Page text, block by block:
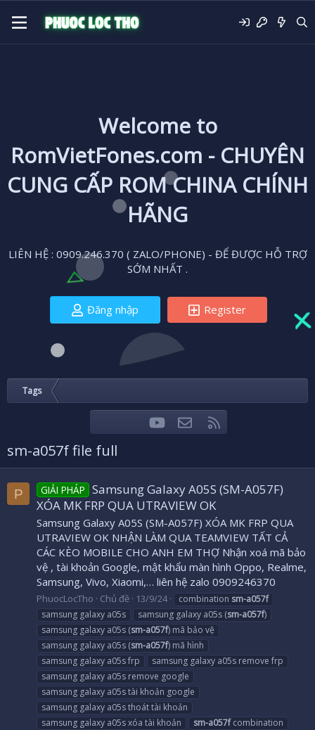
Welcome to
RomVietFones.com - CHUYÊN
CUNG CẤP ROM CHINA CHÍNH
HÃNG
LIÊN HỆ : 0909.246.370 ( ZALO/PHONE) - ĐỂ ĐƯỢC HỖ TRỢ
SỚM NHẤT .
Đăng nhập Register
Tags
FacebookTwitteryoutubeLiên hệ
sm-a057f file full
P GIẢI PHÁP Samsung Galaxy A05S (SM-A057F)
XÓA MK FRP QUA UTRAVIEW OK
Samsung Galaxy A05S (SM-A057F) XÓA MK FRP QUA
UTRAVIEW OK NHẬN LÀM QUA TEAMVIEW TẤT CẢ
CÁC KÈO MOBILE CHO ANH EM THỢ Nhận xoá mã bảo
vệ , tài khoản Google, mật khẩu màn hình Oppo, Realme,
Samsung, Vivo, Xiaomi,… liên hệ zalo 0909246370
PhuocLocTho Chủ đề 13/9/24 combination sm-a057f
samsung galaxy a05s
samsung galaxy a05s (sm-a057f)
samsung galaxy a05s (sm-a057f) mã bảo vệ
samsung galaxy a05s (sm-a057f) mã hình
samsung galaxy a05s frp
samsung galaxy a05s remove frp
samsung galaxy a05s remove google
samsung galaxy a05s tài khoản google
samsung galaxy a05s thoát tài khoản
samsung galaxy a05s xóa tài khoản
sm-a057fcombination